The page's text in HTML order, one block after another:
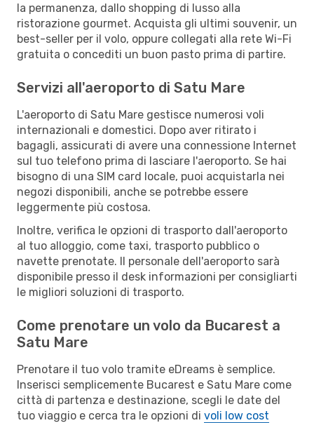
la permanenza, dallo shopping di lusso alla
ristorazione gourmet. Acquista gli ultimi souvenir, un
best-seller per il volo, oppure collegati alla rete Wi-Fi
gratuita o concediti un buon pasto prima di partire.
Servizi all'aeroporto di Satu Mare
L'aeroporto di Satu Mare gestisce numerosi voli
internazionali e domestici. Dopo aver ritirato i
bagagli, assicurati di avere una connessione Internet
sul tuo telefono prima di lasciare l'aeroporto. Se hai
bisogno di una SIM card locale, puoi acquistarla nei
negozi disponibili, anche se potrebbe essere
leggermente più costosa.
Inoltre, verifica le opzioni di trasporto dall'aeroporto
al tuo alloggio, come taxi, trasporto pubblico o
navette prenotate. Il personale dell'aeroporto sarà
disponibile presso il desk informazioni per consigliarti
le migliori soluzioni di trasporto.
Come prenotare un volo da Bucarest a
Satu Mare
Prenotare il tuo volo tramite eDreams è semplice.
Inserisci semplicemente Bucarest e Satu Mare come
città di partenza e destinazione, scegli le date del
tuo viaggio e cerca tra le opzioni di voli low cost